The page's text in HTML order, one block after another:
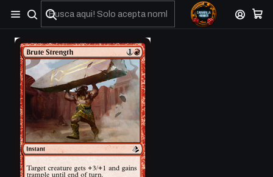
No olviden reportar sus depositos y transferencias por Whatsapp